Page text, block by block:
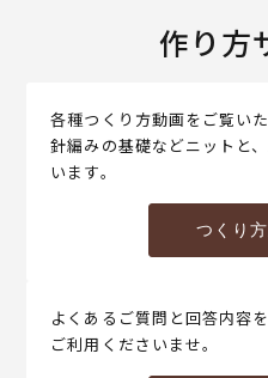
作り方
各種つくり方動画をご覧い
針編みの基礎などニットと
います。
つくり
よくあるご質問と回答内容
ご利用くださいませ。